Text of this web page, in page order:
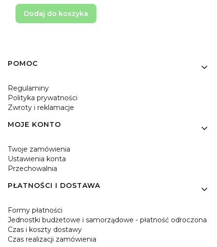
Dodaj do koszyka
Linki w stopce
POMOC
Regulaminy
Polityka prywatności
Zwroty i reklamacje
MOJE KONTO
Twoje zamówienia
Ustawienia konta
Przechowalnia
PŁATNOŚCI I DOSTAWA
Formy płatności
Jednostki budżetowe i samorządowe - płatność odroczona
Czas i koszty dostawy
Czas realizacji zamówienia